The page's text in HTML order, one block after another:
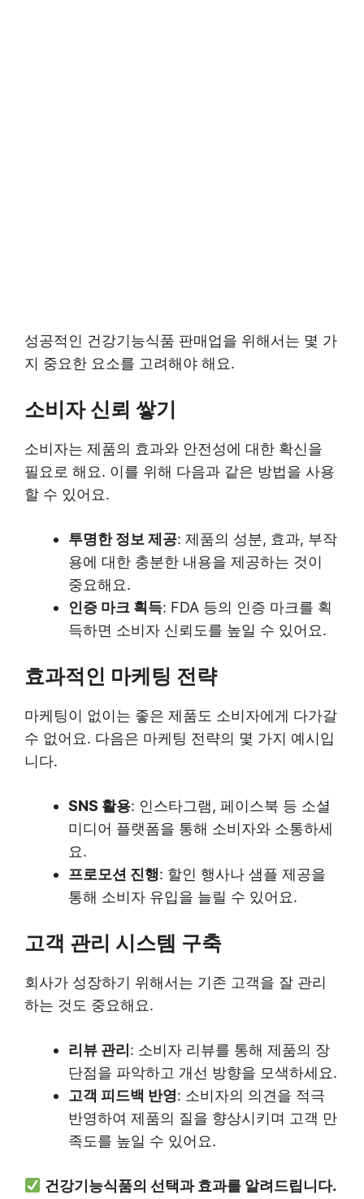
성공적인 건강기능식품 판매업을 위해서는 몇 가
지 중요한 요소를 고려해야 해요.
소비자 신뢰 쌓기
소비자는 제품의 효과와 안전성에 대한 확신을
필요로 해요. 이를 위해 다음과 같은 방법을 사용
할 수 있어요.
투명한 정보 제공: 제품의 성분, 효과, 부작
용에 대한 충분한 내용을 제공하는 것이
중요해요.
인증 마크 획득: FDA 등의 인증 마크를 획
득하면 소비자 신뢰도를 높일 수 있어요.
효과적인 마케팅 전략
마케팅이 없이는 좋은 제품도 소비자에게 다가갈
수 없어요. 다음은 마케팅 전략의 몇 가지 예시입
니다.
SNS 활용: 인스타그램, 페이스북 등 소셜
미디어 플랫폼을 통해 소비자와 소통하세
요.
프로모션 진행: 할인 행사나 샘플 제공을
통해 소비자 유입을 늘릴 수 있어요.
고객 관리 시스템 구축
회사가 성장하기 위해서는 기존 고객을 잘 관리
하는 것도 중요해요.
리뷰 관리 : 소비자 리뷰를 통해 제품의 장
단점을 파악하고 개선 방향을 모색하세요.
고객 피드백 반영: 소비자의 의견을 적극
반영하여 제품의 질을 향상시키며 고객 만
족도를 높일 수 있어요.
건강기능식품의 선택과 효과를 알려드립니다.